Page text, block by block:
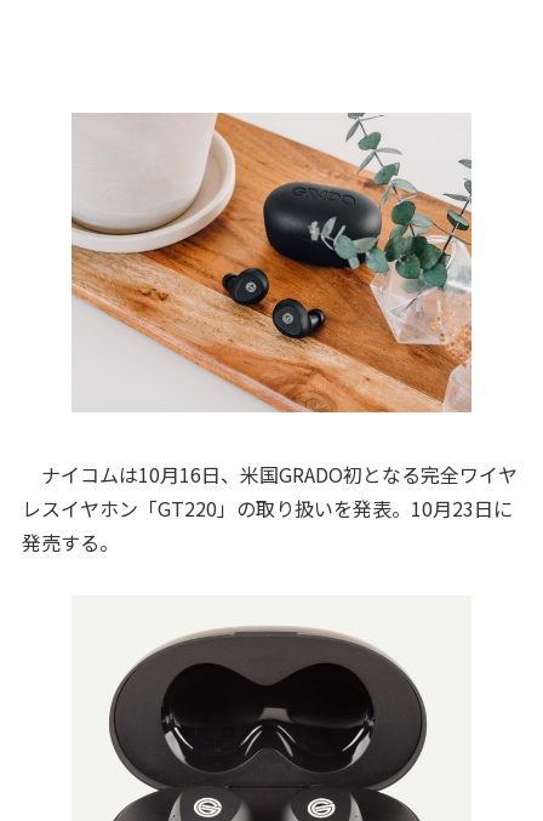
ナイコムは10月16日、米国GRADO初となる完全ワイヤ
レスイヤホン「GT220」の取り扱いを発表。10月23日に
発売する。